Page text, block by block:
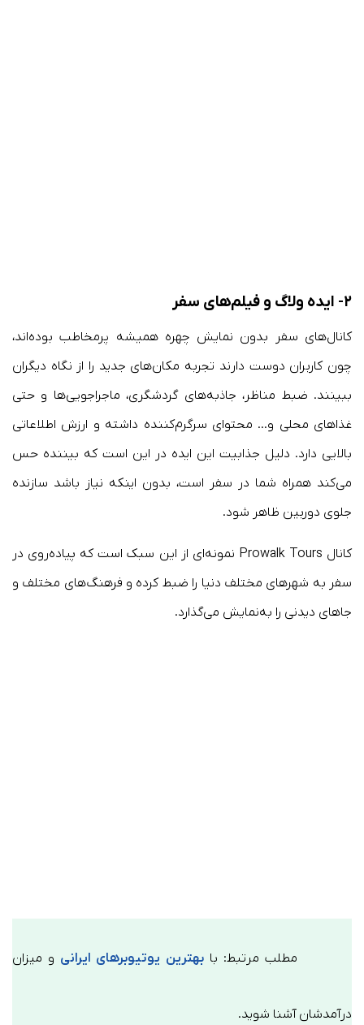
۲- ایده ولاگ و فیلم‌های سفر
کانال‌های سفر بدون نمایش چهره همیشه پرمخاطب بوده‌اند،
چون کاربران دوست دارند تجربه مکان‌های جدید را از نگاه دیگران
ببینند. ضبط مناظر، جاذبه‌های گردشگری، ماجراجویی‌ها و حتی
غذاهای محلی و… محتوای سرگرم‌کننده داشته و ارزش اطلاعاتی
بالایی دارد. دلیل جذابیت این ایده در این است که بیننده حس
می‌کند همراه شما در سفر است، بدون اینکه نیاز باشد سازنده
جلوی دوربین ظاهر شود.
کانال Prowalk Tours نمونه‌ای از این سبک است که پیاده‌روی در
سفر به شهرهای مختلف دنیا را ضبط کرده و فرهنگ‌های مختلف و
جاهای دیدنی را به‌نمایش می‌گذارد.
مطلب مرتبط: بابهترین یوتیوبرهای ایرانی و میزان
درآمدشان آشنا شوید.